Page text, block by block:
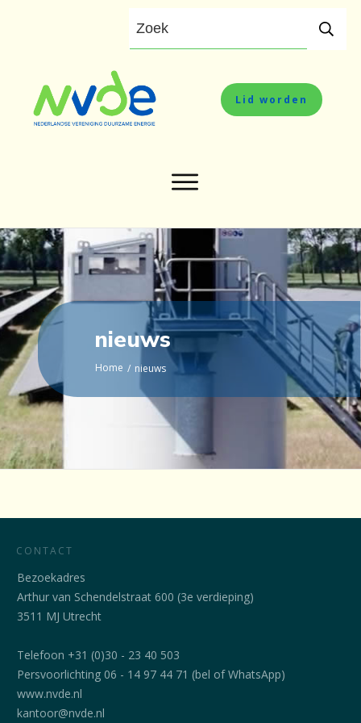
Lid worden
nieuws
Home / nieuws
CONTACT
Bezoekadres
Arthur van Schendelstraat 600 (3e verdieping)
3511 MJ Utrecht
Telefoon +31 (0)30 - 23 40 503
Persvoorlichting 06 - 14 97 44 71 (bel of WhatsApp)
www.nvde.nl
kantoor@nvde.nl